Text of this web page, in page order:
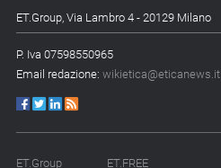
ET.Group, Via Lambro 4 - 20129 Milano
P. Iva 07598550965
Email redazione: wikietica@eticanews.it
ET.Group
ET.FREE